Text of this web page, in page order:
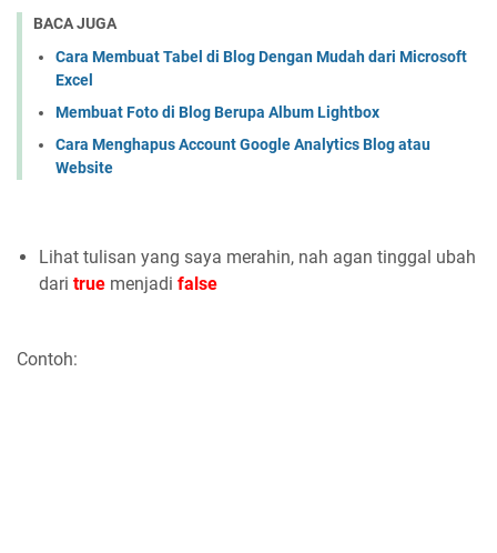
BACA JUGA
Cara Membuat Tabel di Blog Dengan Mudah dari Microsoft
Excel
Membuat Foto di Blog Berupa Album Lightbox
Cara Menghapus Account Google Analytics Blog atau
Website
Lihat tulisan yang saya merahin, nah agan tinggal ubah
dari true menjadi false
Contoh: